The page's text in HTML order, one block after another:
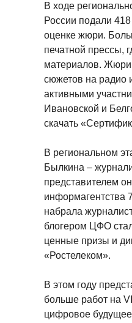
В ходе
России подали
оценке жюри.
печатной прессы,
материалов. Жюри
сюжетов на радио
активными
Ивановской и
скачать
В региональном
Былкина –
представителем
информагентства
набрала
блогером ЦФО
ценные призы и
«Ростелеком».
В этом году
больше работ на
цифровое